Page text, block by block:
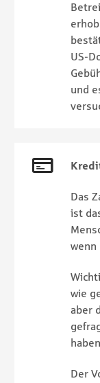
US-
und
Das
ist
wenn
wie
aber
Der